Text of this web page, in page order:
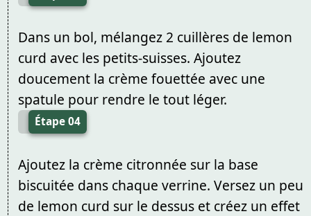
Dans un bol, mélangez 2 cuillères de lemon
curd avec les petits-suisses. Ajoutez
doucement la crème fouettée avec une
spatule pour rendre le tout léger.
Étape 04
Ajoutez la crème citronnée sur la base
biscuitée dans chaque verrine. Versez un peu
de lemon curd sur le dessus et créez un effet